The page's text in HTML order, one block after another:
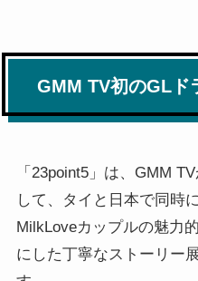
GMM TV初のGLド
「23point5」は、GMM
して、タイと日本で同時
MilkLoveカップルの魅力
にした丁寧なストーリー